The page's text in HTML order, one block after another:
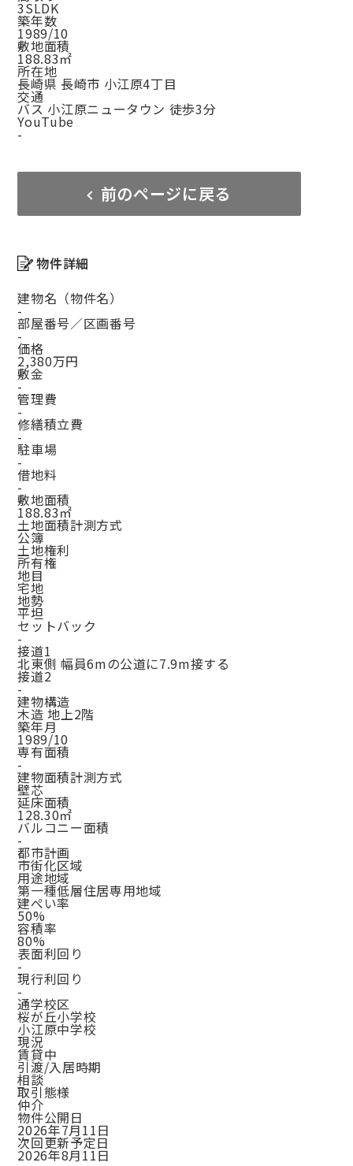
3SLDK
築年数
1989/10
敷地面積
188.83㎡
所在地
長崎県 長崎市 小江原4丁目
交通
バス 小江原ニュータウン 徒歩3分
YouTube
-
前のページに戻る
物件詳細
建物名（物件名）
-
部屋番号／区画番号
-
価格
2,380万円
敷金
-
管理費
-
修繕積立費
-
駐車場
-
借地料
-
敷地面積
188.83㎡
土地面積計測方式
公簿
土地権利
所有権
地目
宅地
地勢
平坦
セットバック
-
接道1
北東側 幅員6mの公道に7.9m接する
接道2
-
建物構造
木造 地上2階
築年月
1989/10
専有面積
-
建物面積計測方式
壁芯
延床面積
128.30㎡
バルコニー面積
-
都市計画
市街化区域
用途地域
第一種低層住居専用地域
建ぺい率
50%
容積率
80%
表面利回り
-
現行利回り
-
通学校区
桜が丘小学校
小江原中学校
現況
賃貸中
引渡/入居時期
相談
取引態様
仲介
物件公開日
2026年7月11日
次回更新予定日
2026年8月11日